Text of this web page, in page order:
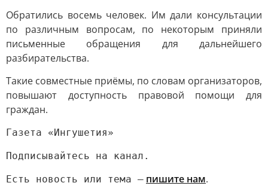
Обратились восемь человек. Им дали консультации
по различным вопросам, по некоторым приняли
письменные обращения для дальнейшего
разбирательства.
Такие совместные приёмы, по словам организаторов,
повышают доступность правовой помощи для
граждан.
Газета «Ингушетия»
Подписывайтесь на канал.
Есть новость или тема — пишите нам.